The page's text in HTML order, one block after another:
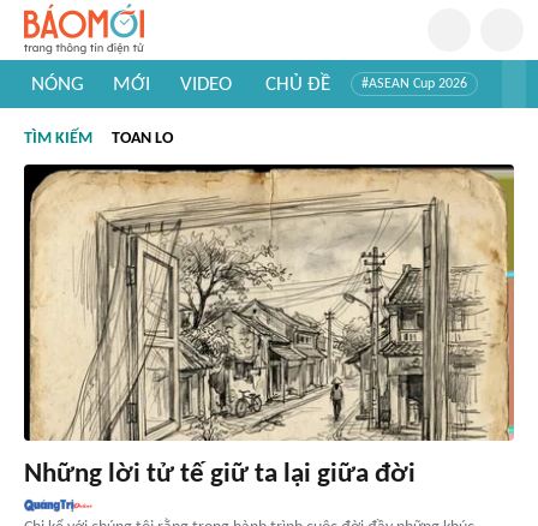
NÓNG MỚI VIDEO CHỦ ĐỀ #ASEAN Cup 2026
#Khám phá thế giới
TÌM KIẾM TOAN LO
Những lời tử tế giữ ta lại giữa đời